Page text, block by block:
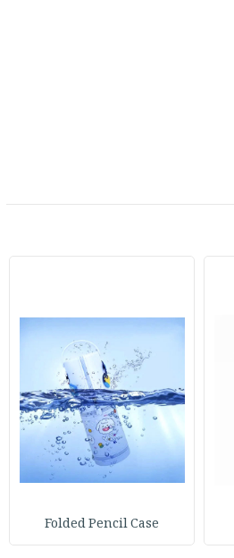
Folded Pencil Case